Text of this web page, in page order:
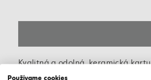
Kvalitná a odolná, keramická
Používame cookies